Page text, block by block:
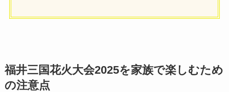
福井三国花火大会2025を家族で楽しむため
の注意点